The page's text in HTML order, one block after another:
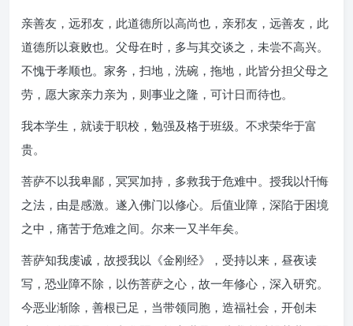
亲善友，远邪友，此道德所以高尚也，亲邪友，远善友，此
道德所以衰败也。父母在时，多与其交谈之，未尝不高兴。
不愧于孝顺也。家务，扫地，洗碗，拖地，此皆分担父母之
劳，愿大家亲力亲为，则事业之隆，可计日而待也。
我本学生，就读于职校，勉强及格于班级。不求荣华于富
贵。
菩萨不以我卑鄙，冥冥加持，多救我于危难中。授我以忏悔
之法，由是感激。遂入佛门以修心。后值业障，深陷于困境
之中，痛苦于危难之间。尔来一又半年矣。
菩萨知我虔诚，故授我以《金刚经》，受持以来，昼夜读
写，恐业障不除，以伤菩萨之心，故一年修心，深入研究。
今恶业渐除，善根已足，当带领同胞，造福社会，开创未